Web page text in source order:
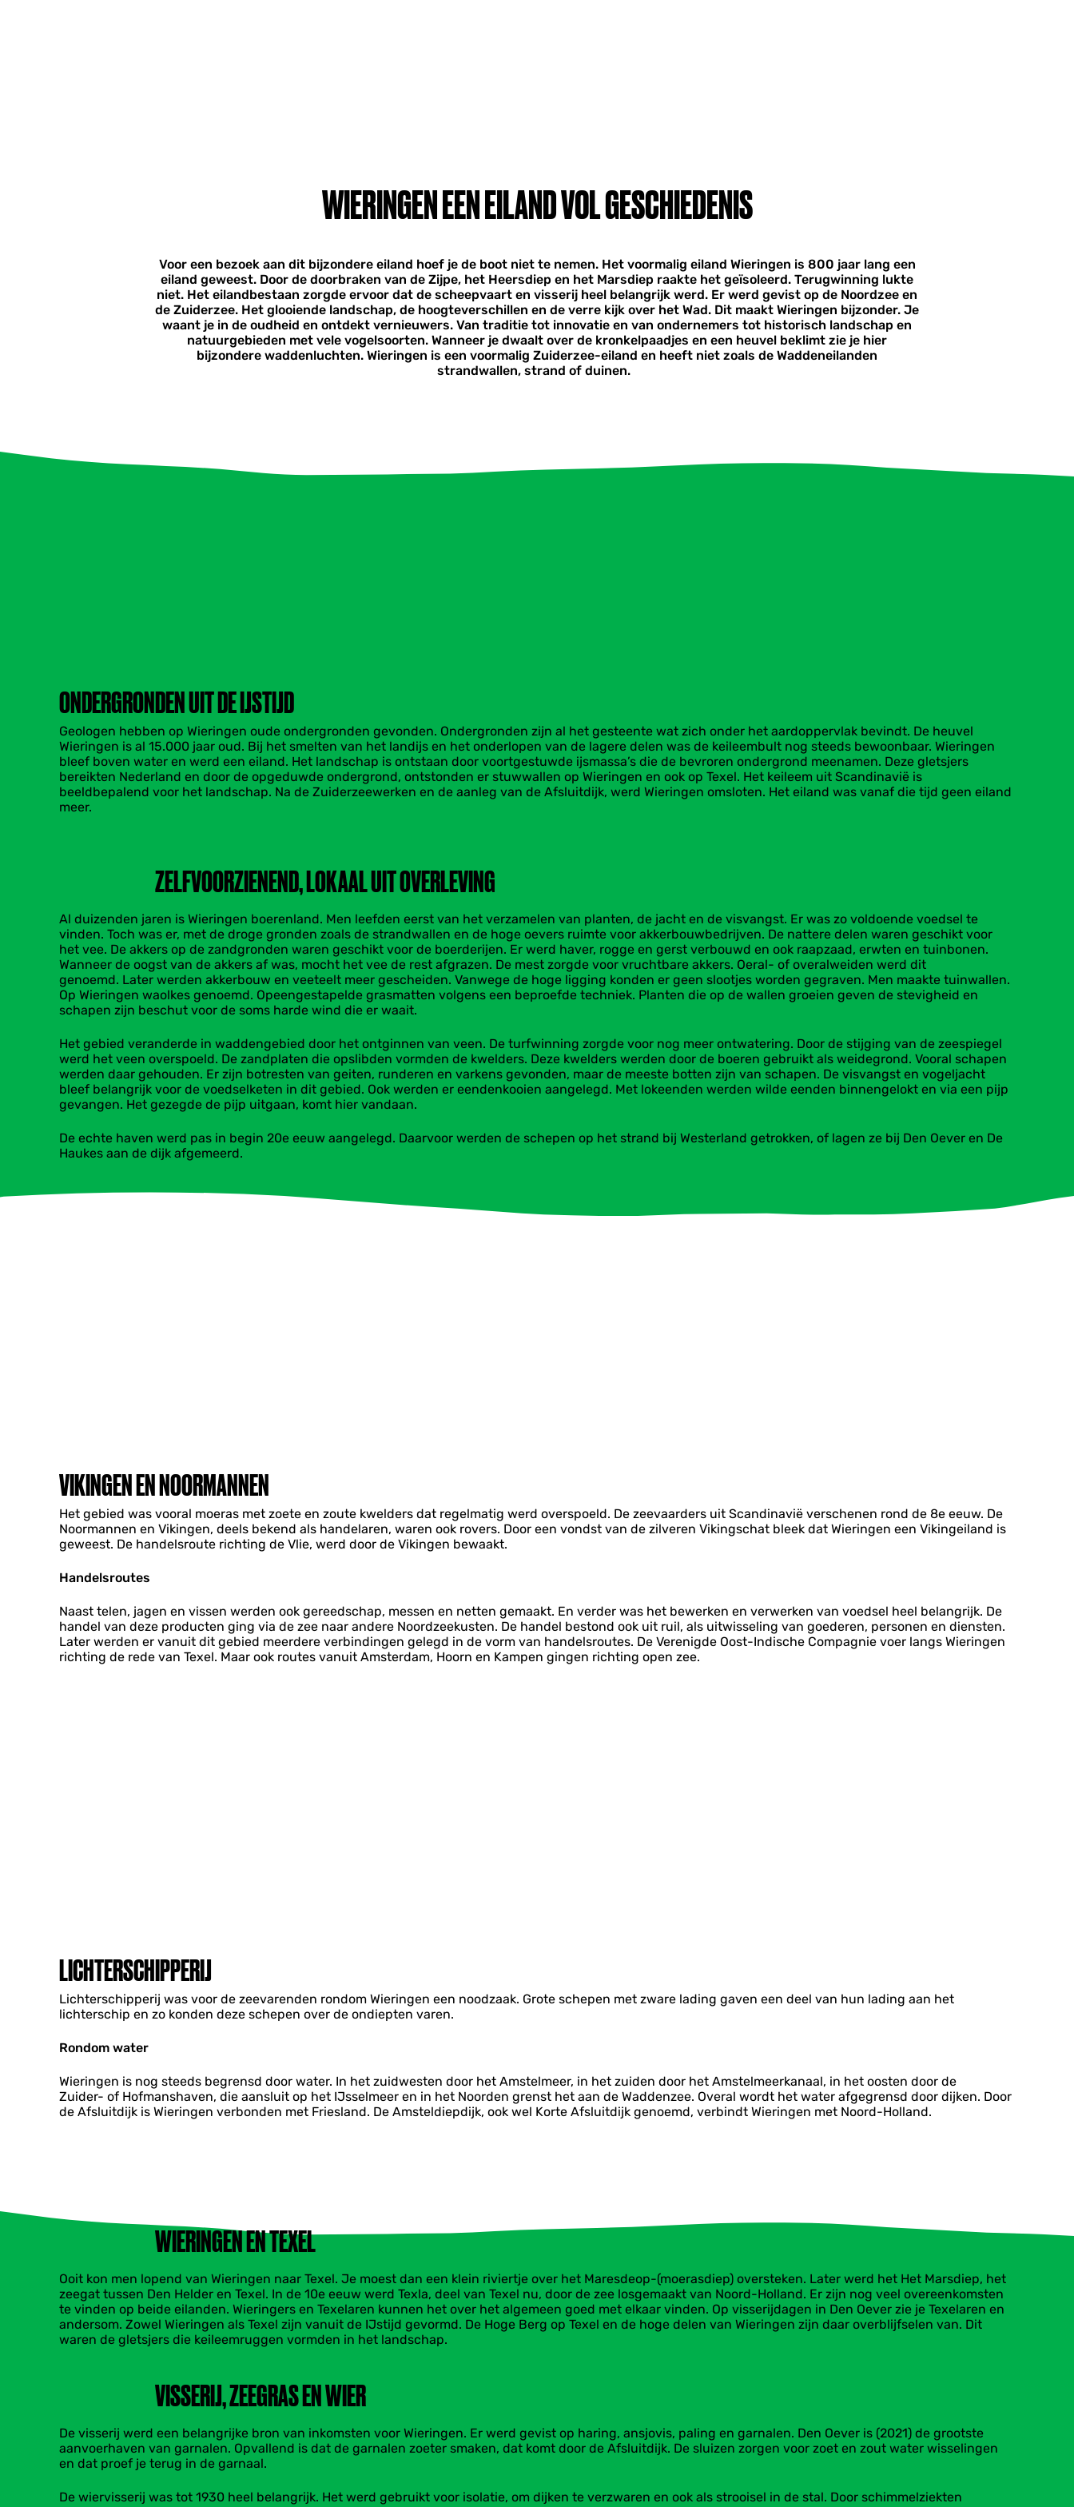
WIERINGEN EEN EILAND VOL GESCHIEDENIS
Voor een bezoek aan dit bijzondere eiland hoef je de boot niet te nemen. Het voormalig eiland Wieringen is 800 jaar lang een
eiland geweest. Door de doorbraken van de Zijpe, het Heersdiep en het Marsdiep raakte het geïsoleerd. Terugwinning lukte
niet. Het eilandbestaan zorgde ervoor dat de scheepvaart en visserij heel belangrijk werd. Er werd gevist op de Noordzee en
de Zuiderzee. ​Het glooiende landschap, de hoogteverschillen en de verre kijk over het Wad. Dit maakt Wieringen bijzonder. Je
waant je in de oudheid en ontdekt vernieuwers. Van traditie tot innovatie en van ondernemers tot historisch landschap en
natuurgebieden met vele vogelsoorten. Wanneer je dwaalt over de kronkelpaadjes en een heuvel beklimt zie je hier
bijzondere waddenluchten. ​Wieringen is een voormalig Zuiderzee-eiland en heeft niet zoals de Waddeneilanden
strandwallen, strand of duinen.
ONDERGRONDEN UIT DE IJSTIJD
​Geologen hebben op Wieringen oude ondergronden gevonden. Ondergronden zijn al het gesteente wat zich onder het aardoppervlak bevindt. De heuvel
Wieringen is al 15.000 jaar oud. Bij het smelten van het landijs en het onderlopen van de lagere delen was de keileembult nog steeds bewoonbaar. Wieringen
bleef boven water en werd een eiland. Het landschap is ontstaan door voortgestuwde ijsmassa’s die de bevroren ondergrond meenamen. Deze gletsjers
bereikten Nederland en door de opgeduwde ondergrond, ontstonden er stuwwallen op Wieringen en ook op Texel. Het keileem uit Scandinavië is
beeldbepalend voor het landschap. Na de Zuiderzeewerken en de aanleg van de Afsluitdijk, werd Wieringen omsloten. Het eiland was vanaf die tijd geen eiland
meer.
ZELFVOORZIENEND, LOKAAL UIT OVERLEVING
​Al duizenden jaren is Wieringen boerenland. Men leefden eerst van het verzamelen van planten, de jacht en de visvangst. Er was zo voldoende voedsel te
vinden. Toch was er, met de droge gronden zoals de strandwallen en de hoge oevers ruimte voor akkerbouwbedrijven. De nattere delen waren geschikt voor
het vee. De akkers op de zandgronden waren geschikt voor de boerderijen. Er werd haver, rogge en gerst verbouwd en ook raapzaad, erwten en tuinbonen.
Wanneer de oogst van de akkers af was, mocht het vee de rest afgrazen. De mest zorgde voor vruchtbare akkers. Oeral- of overalweiden werd dit
genoemd. Later werden akkerbouw en veeteelt meer gescheiden. Vanwege de hoge ligging konden er geen slootjes worden gegraven. Men maakte tuinwallen.
Op Wieringen waolkes genoemd. Opeengestapelde grasmatten volgens een beproefde techniek. Planten die op de wallen groeien geven de stevigheid en
schapen zijn beschut voor de soms harde wind die er waait.
​Het gebied veranderde in waddengebied door het ontginnen van veen. De turfwinning zorgde voor nog meer ontwatering. Door de stijging van de zeespiegel
werd het veen overspoeld. De zandplaten die opslibden vormden de kwelders. Deze kwelders werden door de boeren gebruikt als weidegrond. Vooral schapen
werden daar gehouden. Er zijn botresten van geiten, runderen en varkens gevonden, maar de meeste botten zijn van schapen. De visvangst en vogeljacht
bleef belangrijk voor de voedselketen in dit gebied. Ook werden er eendenkooien aangelegd. Met lokeenden werden wilde eenden binnengelokt en via een pijp
gevangen. Het gezegde de pijp uitgaan, komt hier vandaan.
​De echte haven werd pas in begin 20e eeuw aangelegd. Daarvoor werden de schepen op het strand bij Westerland getrokken, of lagen ze bij Den Oever en De
Haukes aan de dijk afgemeerd. ​
VIKINGEN EN NOORMANNEN
​Het gebied was vooral moeras met zoete en zoute kwelders dat regelmatig werd overspoeld. De zeevaarders uit Scandinavië verschenen rond de 8e eeuw. De
Noormannen en Vikingen, deels bekend als handelaren, waren ook rovers. Door een vondst van de zilveren Vikingschat bleek dat Wieringen een Vikingeiland is
geweest. De handelsroute richting de Vlie, werd door de Vikingen bewaakt.
Handelsroutes
Naast telen, jagen en vissen werden ook gereedschap, messen en netten gemaakt. En verder was het bewerken en verwerken van voedsel heel belangrijk. De
handel van deze producten ging via de zee naar andere Noordzeekusten. De handel bestond ook uit ruil, als uitwisseling van goederen, personen en diensten.
Later werden er vanuit dit gebied meerdere verbindingen gelegd in de vorm van handelsroutes. De Verenigde Oost-Indische Compagnie voer langs Wieringen
richting de rede van Texel. Maar ook routes vanuit Amsterdam, Hoorn en Kampen gingen richting open zee.
LICHTERSCHIPPERIJ
​Lichterschipperij was voor de zeevarenden rondom Wieringen een noodzaak. Grote schepen met zware lading gaven een deel van hun lading aan het
lichterschip en zo konden deze schepen over de ondiepten varen.
​Rondom water
​Wieringen is nog steeds begrensd door water. In het zuidwesten door het Amstelmeer, in het zuiden door het Amstelmeerkanaal, in het oosten door de
Zuider- of Hofmanshaven, die aansluit op het IJsselmeer en in het Noorden grenst het aan de Waddenzee. Overal wordt het water afgegrensd door dijken. Door
de Afsluitdijk is Wieringen verbonden met Friesland. De Amsteldiepdijk, ook wel Korte Afsluitdijk genoemd, verbindt Wieringen met Noord-Holland.
WIERINGEN EN TEXEL
​Ooit kon men lopend van Wieringen naar Texel. Je moest dan een klein riviertje over het Maresdeop-(moerasdiep) oversteken. Later werd het Het Marsdiep, het
zeegat tussen Den Helder en Texel. In de 10e eeuw werd Texla, deel van Texel nu, door de zee losgemaakt van Noord-Holland. Er zijn nog veel overeenkomsten
te vinden op beide eilanden. Wieringers en Texelaren kunnen het over het algemeen goed met elkaar vinden. Op visserijdagen in Den Oever zie je Texelaren en
andersom. Zowel Wieringen als Texel zijn vanuit de IJstijd gevormd. De Hoge Berg op Texel en de hoge delen van Wieringen zijn daar overblijfselen van. Dit
waren de gletsjers die keileemruggen vormden in het landschap.
VISSERIJ, ​ZEEGRAS EN WIER
​De visserij werd een belangrijke bron van inkomsten voor Wieringen. Er werd gevist op haring, ansjovis, paling en garnalen. Den Oever is (2021) de grootste
aanvoerhaven van garnalen. ​Opvallend is dat de garnalen zoeter smaken, dat komt door de Afsluitdijk. De sluizen zorgen voor zoet en zout water wisselingen
en dat proef je terug in de garnaal. ​
De wiervisserij was tot 1930 heel belangrijk. Het werd gebruikt voor isolatie, om dijken te verzwaren en ook als strooisel in de stal. Door schimmelziekten